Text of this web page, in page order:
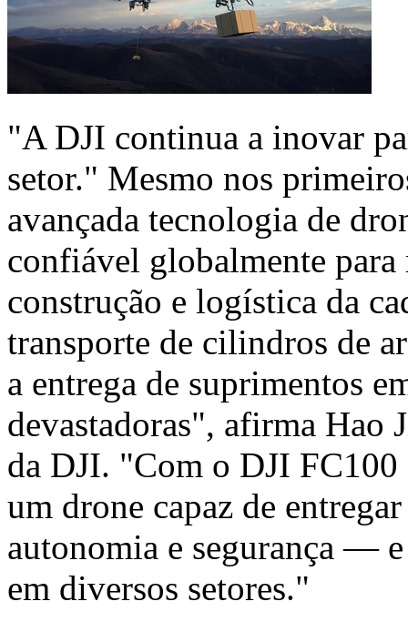
"A DJI continua a inovar
setor." Mesmo nos
avançada tecnologia de
confiável globalmente para
construção e logística da
transporte de cilindros de
a entrega de suprimentos
devastadoras", afirma Hao
da DJI. "Com o DJI FC100
um drone capaz de
autonomia e segurança —
em diversos setores."